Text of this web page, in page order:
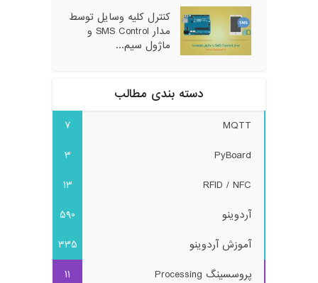
کنترل کلیه وسایل توسط
مدار SMS Control و
ماژول سیم...
دسته بندی مطالب
MQTT
7
PyBoard
3
RFID / NFC
13
آردوینو
590
آموزش آردوینو
335
پروسسینگ Processing
11